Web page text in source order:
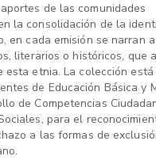
de las comunidades
la consolidación de la
en cada emisión se narran
literarios o históricos, que
esta etnia. La colección
de Educación Básica y
de Competencias
para el
a las formas de